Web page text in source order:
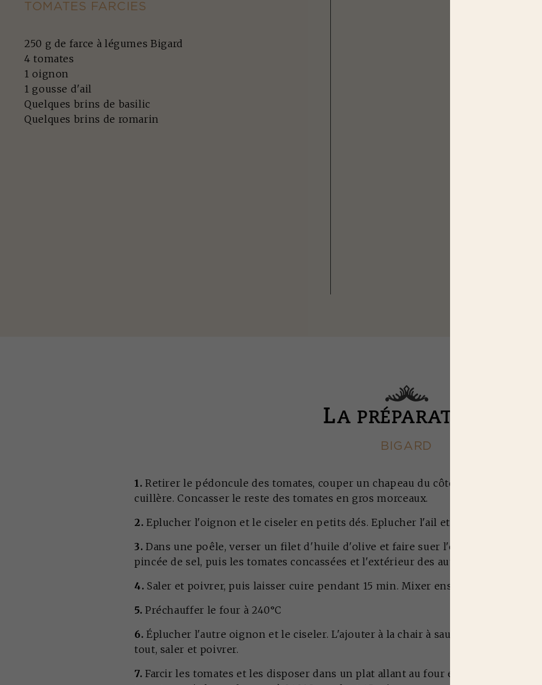
TOMATES FARCIES
250 g de farce à légumes Bigard
4 tomates
1 oignon
1 gousse d'ail
Quelques brins de basilic
Quelques brins de romarin
LA PRÉPARATION
BIGARD
1. Retirer le pédoncule des tomates, couper un chapeau du côté bombé, puis les
cuillère. Concasser le reste des tomates en gros morceaux.
2. Eplucher l'oignon et le ciseler en petits dés. Eplucher l'ail et le couper en 2
3. Dans une poêle, verser un filet d'huile d'olive et faire suer l'oignon et l'ail
pincée de sel, puis les tomates concassées et l'extérieur des autres tomates.
4. Saler et poivrer, puis laisser cuire pendant 15 min. Mixer ensuite dans un
5. Préchauffer le four à 240°C
6. Éplucher l'autre oignon et le ciseler. L'ajouter à la chair à saucisse, mettre le
tout, saler et poivrer.
7. Farcir les tomates et les disposer dans un plat allant au four en les serrant. Les